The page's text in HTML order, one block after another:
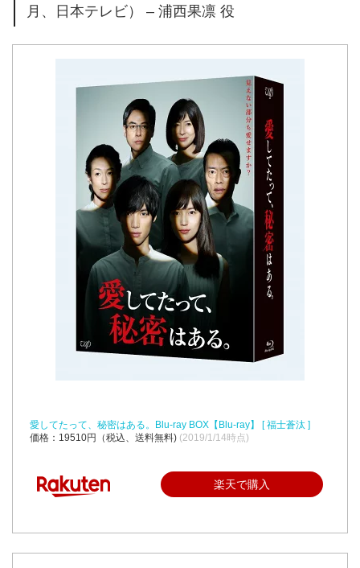
月、日本テレビ） – 浦西果凛 役
愛してたって、秘密はある。Blu-ray BOX【Blu-ray】 [ 福士蒼汰 ]
価格：19510円（税込、送料無料) (2019/1/14時点)
楽天で購入